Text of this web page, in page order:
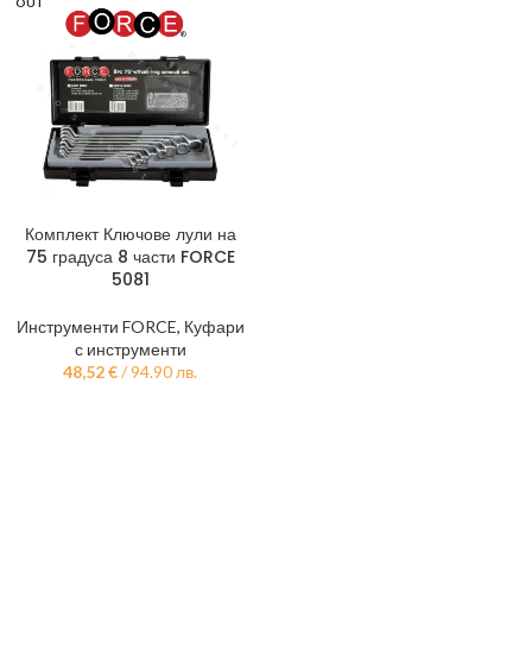
Комплект Ключове лули на
75 градуса 8 части FORCE
5081
Инструменти FORCE, Куфари
с инструменти
48,52€/ 94.90 лв.